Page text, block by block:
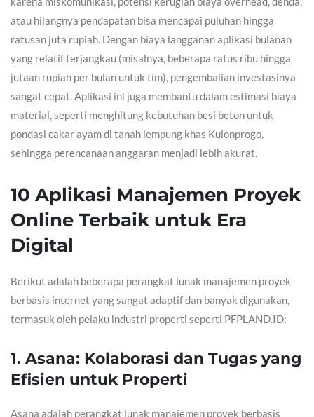
atau hilangnya pendapatan bisa mencapai puluhan hingga
ratusan juta rupiah. Dengan biaya langganan aplikasi bulanan
yang relatif terjangkau (misalnya, beberapa ratus ribu hingga
jutaan rupiah per bulan untuk tim), pengembalian investasinya
sangat cepat. Aplikasi ini juga membantu dalam estimasi biaya
material, seperti menghitung kebutuhan besi beton untuk
pondasi cakar ayam di tanah lempung khas Kulonprogo,
sehingga perencanaan anggaran menjadi lebih akurat.
10 Aplikasi Manajemen Proyek
Online Terbaik untuk Era
Digital
Berikut adalah beberapa perangkat lunak manajemen proyek
berbasis internet yang sangat adaptif dan banyak digunakan,
termasuk oleh pelaku industri properti seperti PFPLAND.ID:
1. Asana: Kolaborasi dan Tugas yang
Efisien untuk Properti
Asana adalah perangkat lunak manajemen proyek berbasis